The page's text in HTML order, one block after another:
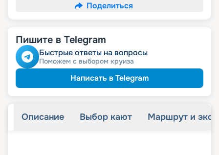
Поделиться
Пишите в Telegram
Быстрые ответы на вопросы
Поможем с выбором круиза
Написать в Telegram
Описание Выбор кают Маршрут и